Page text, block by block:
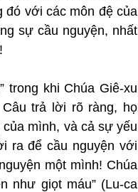
đó với các môn đệ của
sự cầu nguyện, nhất
trong khi Chúa Giê-xu
trả lời rõ ràng, họ
mình, và cả sự yếu
ra để cầu nguyện với
một mình! Chúa
như giọt máu” (Lu-ca